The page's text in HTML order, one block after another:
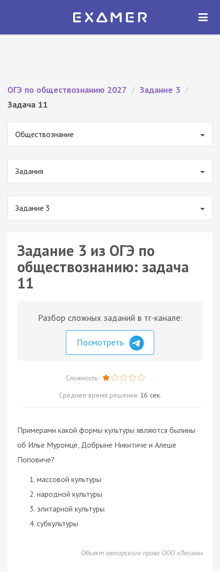
Экзамер — ЕГЭ 2027
ОТКРЫТЬ
ОГЭ по обществознанию 2027 / Задание 3 /
Задача 11
Обществознание
Задания
Задание 3
Задание 3 из ОГЭ по
обществознанию: задача
11
Разбор сложных заданий в тг-канале:
Посмотреть
Сложность:
Среднее время решения: 16 сек.
Примерами какой формы культуры являются былины
об Илье Муромце, Добрыне Никитиче и Алеше
Поповиче?
массовой культуры
народной культуры
элитарной культуры
субкультуры
Объект авторского права ООО «Легион»